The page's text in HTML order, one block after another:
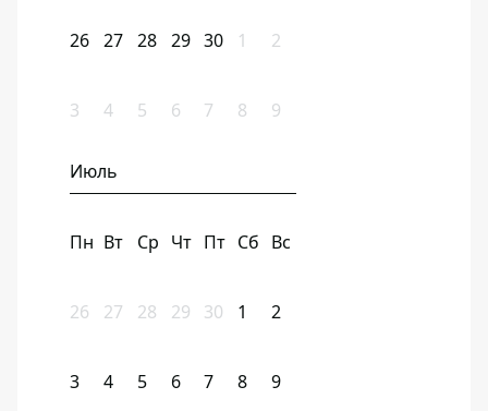
26 27 28 29 30 1 2
3 4 5 6 7 8 9
Июль
Пн Вт Ср Чт Пт Сб Вс
26 27 28 29 30 1 2
3 4 5 6 7 8 9